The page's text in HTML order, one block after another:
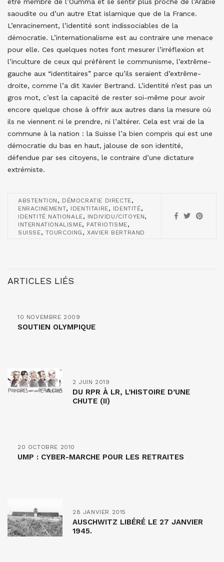
être membre de l’Oumma et se sentir plus proche de l’Arabie
saoudite ou d’un autre Etat islamique que de la France.
L’enracinement, l’identité sont indissociables de la
démocratie. L’internationalisme est au contraire une menace
pour elle. Ces quelques notes font mesurer l’irréflexion et
l’inculture de ceux qui préfèrent le communisme, l’extrême-
gauche aux “identitaires” parce qu’ils seraient d’extrême-
droite, comme l’a dit Xavier Bertrand. L’identité n’est pas un
gros mot, c’est la capacité de rester soi-même pour avoir
encore quelque chose à offrir aux autres dans la mesure où
ils ne viennent ni le prendre, ni l’altérer. Cela est vrai de la
commune à la nation : la Suisse l’a bien compris qui est une
démocratie du bas en haut, jalouse de son identité,
défendue par ses citoyens, le contraire d’une dictature
extrémiste.
ABSTENTION , DÉMOCRATIE DIRECTE,
ENRACINEMENT, IDENTITAIRE, IDENTITÉ,
IDENTITÉ NATIONALE, INDIVIDU/CITOYEN,
INTERNATIONALISME, PATRIOTISME,
SUISSE, TOURCOING ,XAVIER BERTRAND
ARTICLES LIÉS
10 NOVEMBRE 2009
SOUTIEN OLYMPIQUE
2 JUIN 2019
DU RPR À LR, L’HISTOIRE D’UNE
CHUTE (II)
20 OCTOBRE 2010
UMP : CYBER-MARCHE POUR LES RETRAITES
28 JANVIER 2015
AUSCHWITZ LIBÉRÉ LE 27 JANVIER
1945.